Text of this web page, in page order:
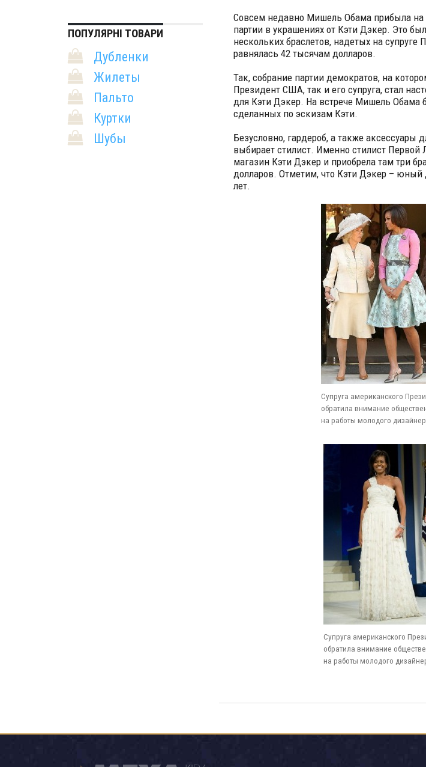
Совсем недавно Мишель Обама прибыла на
партии в украшениях от Кэти Дэкер. Это
нескольких браслетов, надетых на
равнялась 42 тысячам долларов.
Так, собрание партии демократов, на
Президент США, так и его супруга, стал
для Кэти Дэкер. На встрече Мишель Обама
сделанных по эскизам Кэти.
Безусловно, гардероб, а также
выбирает стилист. Именно стилист Первой
магазин Кэти Дэкер и приобрела там три
долларов. Отметим, что Кэти Дэкер – юный
лет.
Супруга американского
обратила внимание
на работы молодого
Супруга американского
обратила внимание
на работы молодого
ПОПУЛЯРНІ ТОВАРИ
Дубленки
Жилеты
Пальто
Куртки
Шубы